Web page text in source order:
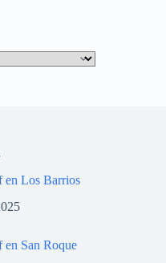
en Los Barrios
San Roque